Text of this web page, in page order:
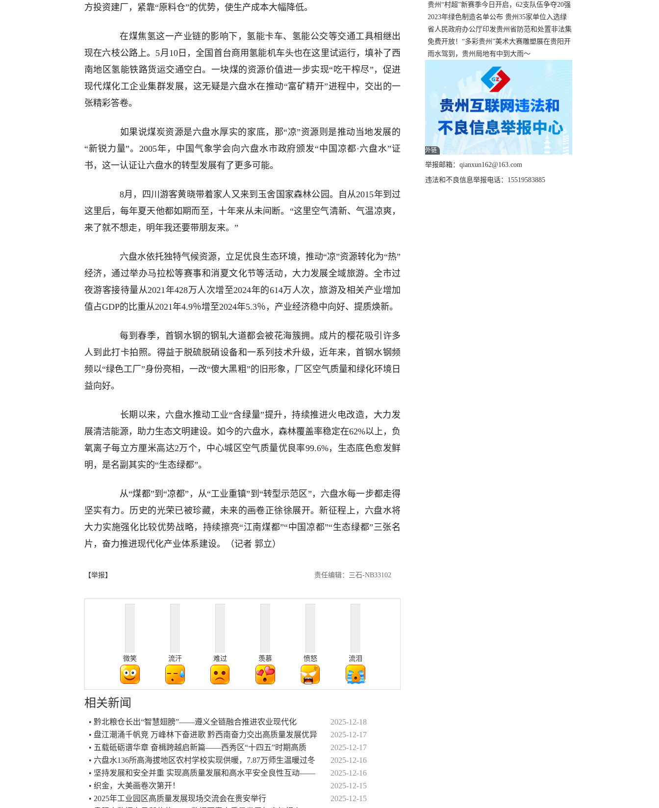
方投资建厂，紧靠“原料仓”的优势，使生产成本大幅降低。
在煤焦氢这一产业链的影响下，氢能卡车、氢能公交等交通工具相继出
现在六枝公路上。5月10日，全国首台商用氢能机车头也在这里试运行，填补了西
南地区氢能铁路货运交通空白。一块煤的资源价值进一步实现“吃干榨尽”，促进
现代煤化工企业集群发展，这无疑是六盘水在推动“富矿精开”进程中，交出的一
张精彩答卷。
如果说煤炭资源是六盘水厚实的家底，那“凉”资源则是推动当地发展的
“新锐力量”。2005年，中国气象学会向六盘水市政府颁发“中国凉都·六盘水”证
书，这一认证让六盘水的转型发展有了更多可能。
8月，四川游客黄晓带着家人又来到玉舍国家森林公园。自从2015年到过
这里后，每年夏天他都如期而至，十年来从未间断。“这里空气清新、气温凉爽，
来了就不想走，明年我还要带朋友来。”
六盘水依托独特气候资源，立足优良生态环境，推动“凉”资源转化为“热”
经济，通过举办马拉松等赛事和消夏文化节等活动，大力发展全域旅游。全市过
夜游客接待量从2021年428万人次增至2024年的614万人次，旅游及相关产业增加
值占GDP的比重从2021年4.9％增至2024年5.3％，产业经济稳中向好、提质焕新。
每到春季，首钢水钢的钢轧大道都会被花海簇拥。成片的樱花吸引许多
人到此打卡拍照。得益于脱硫脱硝设备和一系列技术升级，近年来，首钢水钢频
频以“绿色工厂”身份亮相，一改“傻大黑粗”的旧形象，厂区空气质量和绿化环境日
益向好。
长期以来，六盘水推动工业“含绿量”提升，持续推进火电改造，大力发
展清洁能源，助力生态文明建设。如今的六盘水，森林覆盖率稳定在62%以上，负
氧离子每立方厘米高达2万个，中心城区空气质量优良率99.6%，生态底色愈发鲜
明，是名副其实的“生态绿都”。
从“煤都”到“凉都”，从“工业重镇”到“转型示范区”，六盘水每一步都走得
坚实有力。历史的光荣已被珍藏，未来的画卷正徐徐展开。新征程上，六盘水将
大力实施强化比较优势战略，持续擦亮“江南煤都”“中国凉都”“生态绿都”三张名
片，奋力推进现代化产业体系建设。（记者 郭立）
【举报】 责任编辑：三石-NB33102
微笑 流汗 难过 羡慕 愤怒 流泪
相关新闻
• 黔北粮仓长出“智慧翅膀”——遵义全链融合推进农业现代化
2025-12-18
• 盘江潮涌千帆竞 万峰林下奋进歌 黔西南奋力交出高质量发展优异
2025-12-17
• 五载砥砺谱华章 奋楫跨越启新篇——西秀区“十四五”时期高质
2025-12-17
• 六盘水136所高海拔地区农村学校实现供暖，7.87万师生温暖过冬
2025-12-16
• 坚持发展和安全并重 实现高质量发展和高水平安全良性互动——
2025-12-16
• 织金，大美画卷次第开！
2025-12-15
• 2025年工业园区高质量发展现场交流会在贵安举行
2025-12-15
贵州“村超”新赛季今日开启，62支队伍争夺20强
名额
2023年绿色制造名单公布 贵州35家单位入选绿
色工厂
省人民政府办公厅印发贵州省防范和处置非法集
资工作实施细则
免费开放！“多彩贵州”美术大赛雕塑展在贵阳开
展，持续至1月19日
雨水驾到，贵州局地有中到大雨～
外链
举报邮箱：qianxun162@163.com
违法和不良信息举报电话：15519583885